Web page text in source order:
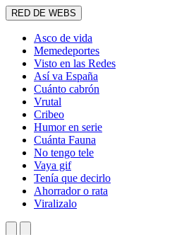
RED DE WEBS
Asco de vida
Memedeportes
Visto en las Redes
Así va España
Cuánto cabrón
Vrutal
Cribeo
Humor en serie
Cuánta Fauna
No tengo tele
Vaya gif
Tenía que decirlo
Ahorrador o rata
Viralizalo